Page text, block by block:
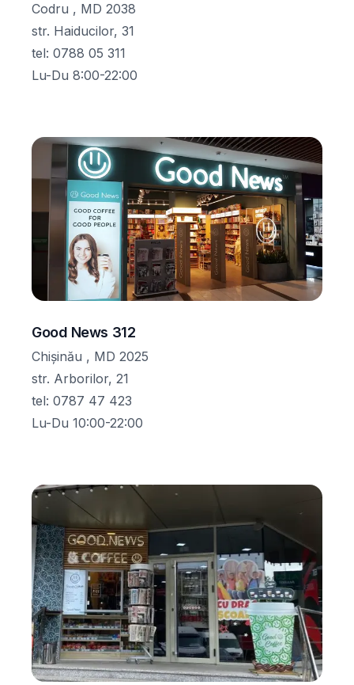
Codru , MD 2038
str. Haiducilor, 31
tel: 0788 05 311
Lu-Du 8:00-22:00
Good News 312
Chișinău , MD 2025
str. Arborilor, 21
tel: 0787 47 423
Lu-Du 10:00-22:00